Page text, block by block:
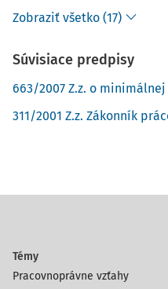
Zobraziť všetko (17)
Súvisiace predpisy
663/2007 Z.z. o minimálnej
311/2001 Z.z. Zákonník
Témy
Pracovnoprávne vzťahy